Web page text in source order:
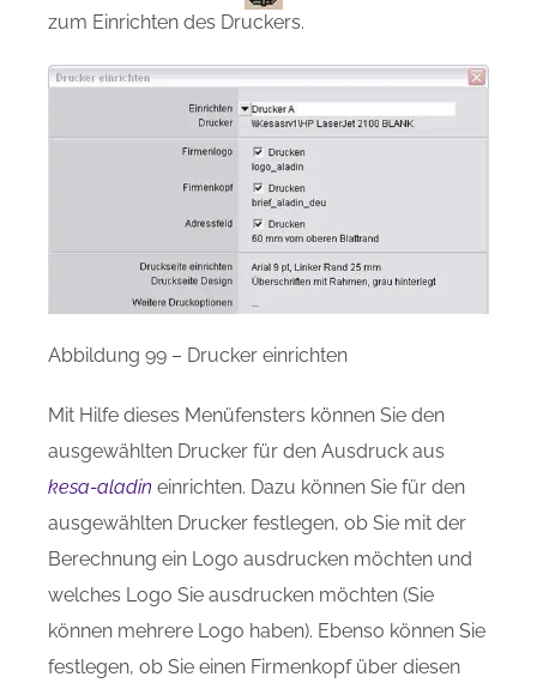
zum Einrichten des Druckers.
Abbildung 99 – Drucker einrichten
Mit Hilfe dieses Menüfensters können Sie den
ausgewählten Drucker für den Ausdruck aus
kesa-aladin einrichten. Dazu können Sie für den
ausgewählten Drucker festlegen, ob Sie mit der
Berechnung ein Logo ausdrucken möchten und
welches Logo Sie ausdrucken möchten (Sie
können mehrere Logo haben). Ebenso können Sie
festlegen, ob Sie einen Firmenkopf über diesen